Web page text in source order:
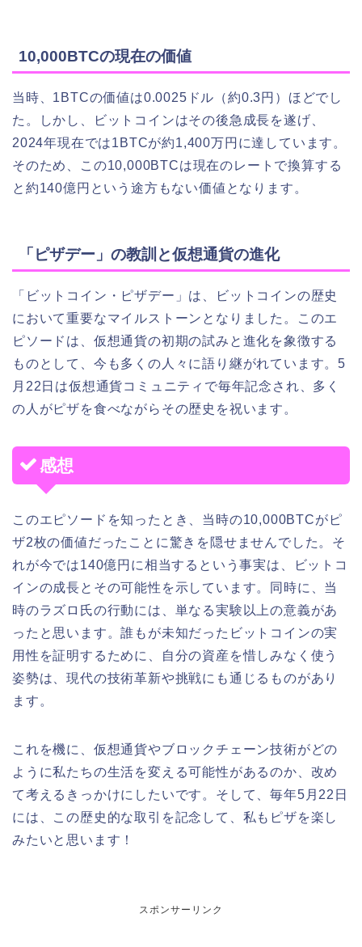
10,000BTCの現在の価値
当時、1BTCの価値は0.0025ドル（約0.3円）ほどでし
た。しかし、ビットコインはその後急成長を遂げ、
2024年現在では1BTCが約1,400万円に達しています。
そのため、この10,000BTCは現在のレートで換算する
と約140億円という途方もない価値となります。
「ピザデー」の教訓と仮想通貨の進化
「ビットコイン・ピザデー」は、ビットコインの歴史
において重要なマイルストーンとなりました。このエ
ピソードは、仮想通貨の初期の試みと進化を象徴する
ものとして、今も多くの人々に語り継がれています。5
月22日は仮想通貨コミュニティで毎年記念され、多く
の人がピザを食べながらその歴史を祝います。
感想
このエピソードを知ったとき、当時の10,000BTCがピ
ザ2枚の価値だったことに驚きを隠せませんでした。そ
れが今では140億円に相当するという事実は、ビットコ
インの成長とその可能性を示しています。同時に、当
時のラズロ氏の行動には、単なる実験以上の意義があ
ったと思います。誰もが未知だったビットコインの実
用性を証明するために、自分の資産を惜しみなく使う
姿勢は、現代の技術革新や挑戦にも通じるものがあり
ます。
これを機に、仮想通貨やブロックチェーン技術がどの
ように私たちの生活を変える可能性があるのか、改め
て考えるきっかけにしたいです。そして、毎年5月22日
には、この歴史的な取引を記念して、私もピザを楽し
みたいと思います！
スポンサーリンク